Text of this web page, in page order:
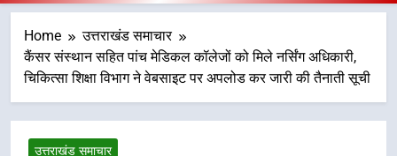
Home
उत्तराखंड समाचार
कैंसर संस्थान सहित पांच मेडिकल कॉलेजों को मिले नर्सिंग अधिकारी,
चिकित्सा शिक्षा विभाग ने वेबसाइट पर अपलोड कर जारी की तैनाती सूची
उत्तराखंड समाचार